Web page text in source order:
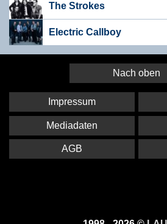
The Strokes
Electric Callboy
Nach oben
Impressum
Mediadaten
AGB